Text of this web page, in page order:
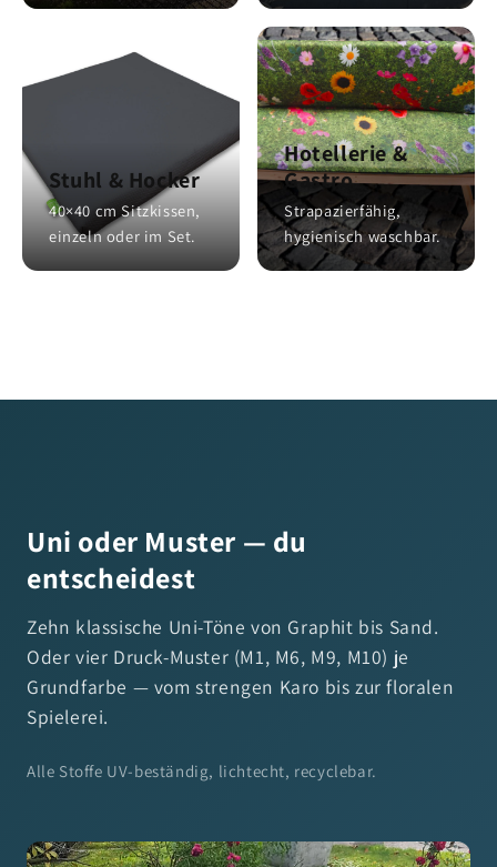
Stuhl & Hocker
40×40 cm Sitzkissen,
einzeln oder im Set.
Hotellerie &
Gastro
Strapazierfähig,
hygienisch waschbar.
Uni oder Muster — du
entscheidest
Zehn klassische Uni-Töne von Graphit bis Sand.
Oder vier Druck-Muster (M1, M6, M9, M10) je
Grundfarbe — vom strengen Karo bis zur floralen
Spielerei.
Alle Stoffe UV-beständig, lichtecht, recyclebar.